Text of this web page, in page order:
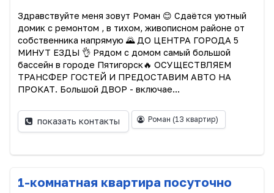
Здравствуйте меня зовут Роман 😊 Сдаётся уютный
домик с ремонтом , в тихом, живописном районе от
собственника напрямую 🌄 ДО ЦЕНТРА ГОРОДА 5
МИНУТ ЕЗДЫ 👌 Рядом с домом самый большой
бассейн в городе Пятигорск🔥 ОСУЩЕСТВЛЯЕМ
ТРАНСФЕР ГОСТЕЙ И ПРЕДОСТАВИМ АВТО НА
ПРОКАТ. Большой ДВОР - включае...
показать контакты Роман (13 квартир)
1-комнатная квартира посуточно